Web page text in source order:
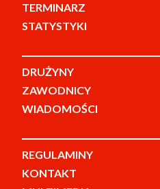
TERMINARZ
STATYSTYKI
DRUŻYNY
ZAWODNICY
WIADOMOŚCI
REGULAMINY
KONTAKT